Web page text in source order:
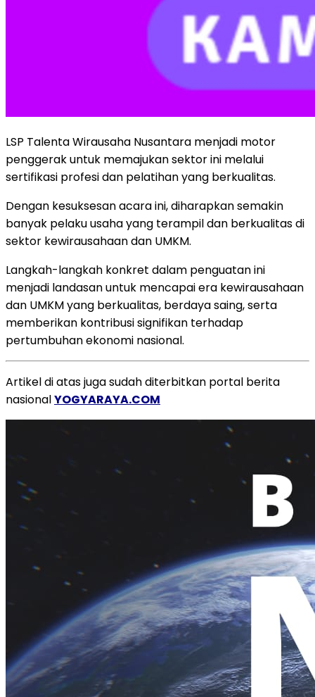
LSP Talenta Wirausaha Nusantara menjadi motor
penggerak untuk memajukan sektor ini melalui
sertifikasi profesi dan pelatihan yang berkualitas.
Dengan kesuksesan acara ini, diharapkan semakin
banyak pelaku usaha yang terampil dan berkualitas di
sektor kewirausahaan dan UMKM.
Langkah-langkah konkret dalam penguatan ini
menjadi landasan untuk mencapai era kewirausahaan
dan UMKM yang berkualitas, berdaya saing, serta
memberikan kontribusi signifikan terhadap
pertumbuhan ekonomi nasional.
Artikel di atas juga sudah diterbitkan portal berita
nasionalYOGYARAYA.COM